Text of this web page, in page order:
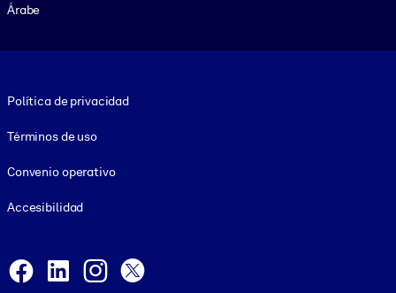
Árabe
Política de privacidad
Términos de uso
Convenio operativo
Accesibilidad
Facebook
LinkedInInstagram